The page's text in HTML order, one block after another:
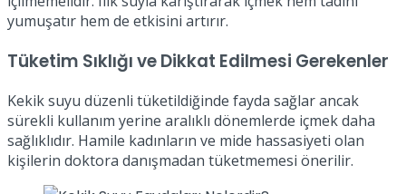
yumuşatır hem de etkisini artırır.
Tüketim Sıklığı ve Dikkat Edilmesi Gerekenler
Kekik suyu düzenli tüketildiğinde fayda sağlar ancak
sürekli kullanım yerine aralıklı dönemlerde içmek daha
sağlıklıdır. Hamile kadınların ve mide hassasiyeti olan
kişilerin doktora danışmadan tüketmemesi önerilir.